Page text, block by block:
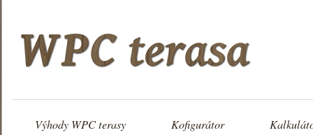
Výhody WPC terasy Kofigurátor